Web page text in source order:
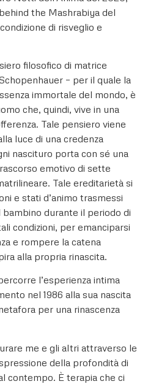
the Mashrabiya del
di risveglio e
filosofico di matrice
– per il quale la
immortale del mondo, è
che, quindi, vive in una
Tale pensiero viene
luce di una credenza
nascituro porta con sé una
emotivo di sette
Tale ereditarietà si
e stati d’animo trasmessi
durante il periodo di
condizioni, per emanciparsi
e rompere la catena
alla propria rinascita.
l’esperienza intima
nel 1986 alla sua nascita
per una rinascenza
me e gli altri attraverso le
della profondità di
contempo. È terapia che ci